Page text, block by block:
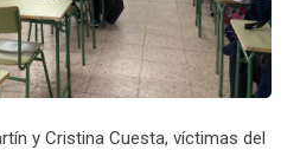
y Cristina Cuesta, víctimas del